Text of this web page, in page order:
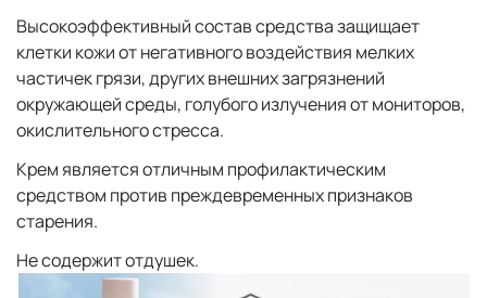
Высокоэффективный состав средства защищает
клетки кожи от негативного воздействия мелких
частичек грязи, других внешних загрязнений
окружающей среды, голубого излучения от мониторов,
окислительного стресса.
Крем является отличным профилактическим
средством против преждевременных признаков
старения.
Не содержит отдушек.